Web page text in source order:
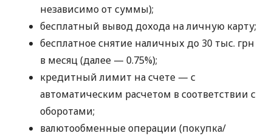
независимо от суммы);
бесплатный вывод дохода на личную карту;
бесплатное снятие наличных до 30 тыс. грн
в месяц (далее — 0.75%);
кредитный лимит на счете — с
автоматическим расчетом в соответствии с
оборотами;
валютообменные операции (покупка/